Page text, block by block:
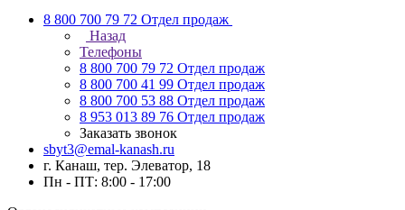
8 800 700 79 72 Отдел продаж
Назад
Телефоны
8 800 700 79 72 Отдел продаж
8 800 700 41 99 Отдел продаж
8 800 700 53 88 Отдел продаж
8 953 013 89 76 Отдел продаж
Заказать звонок
sbyt3@emal-kanash.ru
г. Канаш, тер. Элеватор, 18
Пн - ПТ: 8:00 - 17:00